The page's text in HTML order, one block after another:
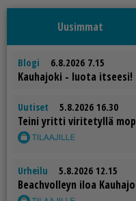
Uusimmat
Blogi 6.8.2026 7.15
Kau­ha­jo­ki - luo­ta it­see­si!
Uutiset 5.8.2026 16.30
Tei­ni yrit­ti vi­ri­te­tyl­lä
Urheilu 5.8.2026 12.15
Be­ach­vol­leyn iloa